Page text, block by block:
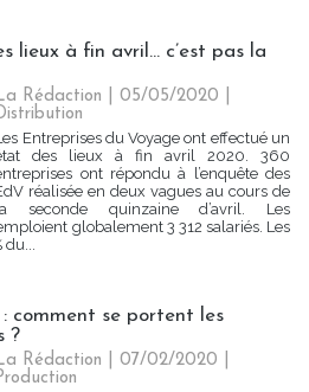
lieux à fin avril… c’est pas la
Rédaction | 05/05/2020
Entreprises du Voyage ont effectué un
des lieux à fin avril 2020. 360
ont répondu à l’enquête des
réalisée en deux vagues au cours de
seconde quinzaine d’avril. Les
globalement 3 312 salariés. Les
du...
comment se portent les
?
Rédaction | 07/02/2020